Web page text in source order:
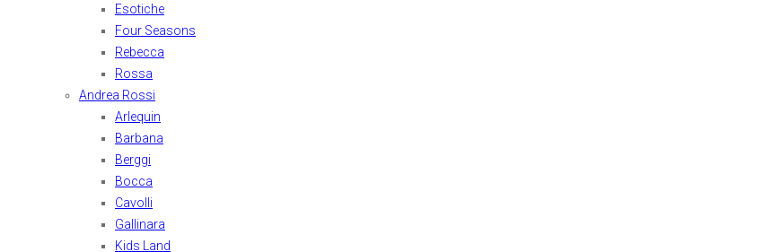
Esotiche
Four Seasons
Rebecca
Rossa
Andrea Rossi
Arlequin
Barbana
Berggi
Bocca
Cavolli
Gallinara
Kids Land